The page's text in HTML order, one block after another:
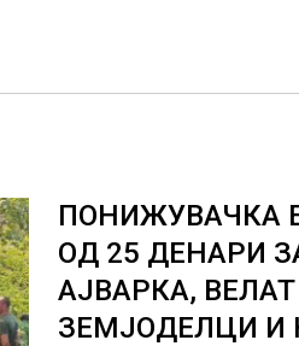
ПОНИЖУВАЧКА
ОД 25 ДЕНАРИ
АЈВАРКА,
ЗЕМЈОДЕЛЦИ И